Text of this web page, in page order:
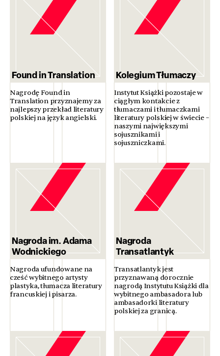
Found in Translation
Nagrodę Found in
Translation przyznajemy za
najlepszy przekład literatury
polskiej na język angielski.
Kolegium Tłumaczy
Instytut Książki pozostaje w
ciągłym kontakcie z
tłumaczami i tłumaczkami
literatury polskiej w świecie –
naszymi największymi
sojusznikami i
sojuszniczkami.
Nagroda im. Adama
Wodnickiego
Nagroda ufundowane na
cześć wybitnego artysty
plastyka, tłumacza literatury
francuskiej i pisarza.
Nagroda
Transatlantyk
Transatlantyk jest
przyznawaną dorocznie
nagrodą Instytutu Książki dla
wybitnego ambasadora lub
ambasadorki literatury
polskiej za granicą.